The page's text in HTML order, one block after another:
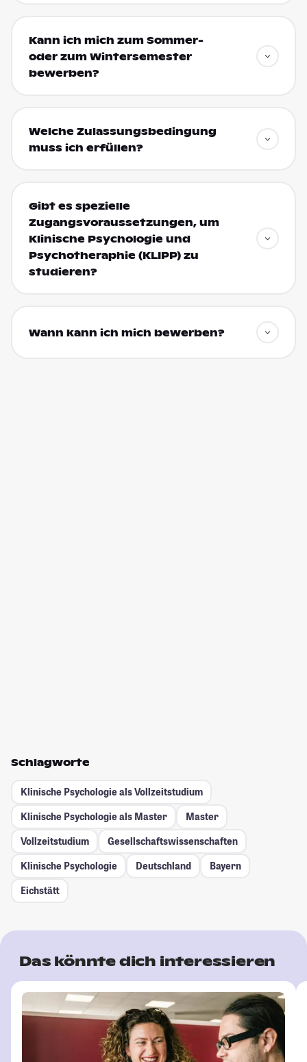
Kann ich mich zum Sommer-
oder zum Wintersemester
bewerben?
Welche Zulassungsbedingung
muss ich erfüllen?
Gibt es spezielle
Zugangsvoraussetzungen, um
Klinische Psychologie und
Psychotheraphie (KLIPP) zu
studieren?
Wann kann ich mich bewerben?
Schlagworte
Klinische Psychologie als Vollzeitstudium
Klinische Psychologie als Master
Master
Vollzeitstudium
Gesellschafts­wissenschaften
Klinische Psychologie
Deutschland
Bayern
Eichstätt
Das könnte dich interessieren